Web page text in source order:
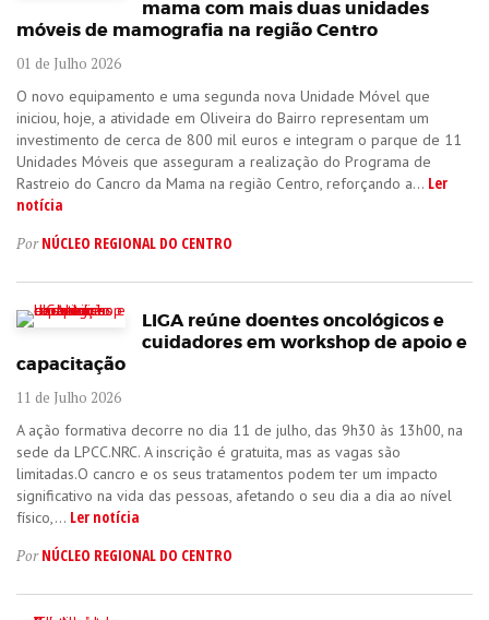
mama com mais duas unidades
móveis de mamografia na região Centro
01 de Julho 2026
O novo equipamento e uma segunda nova Unidade Móvel que
iniciou, hoje, a atividade em Oliveira do Bairro representam um
investimento de cerca de 800 mil euros e integram o parque de 11
Unidades Móveis que asseguram a realização do Programa de
Rastreio do Cancro da Mama na região Centro, reforçando a... Ler
notícia
PorNÚCLEO REGIONAL DO CENTRO
LIGA reúne doentes oncológicos e
cuidadores em workshop de apoio e
capacitação
11 de Julho 2026
A ação formativa decorre no dia 11 de julho, das 9h30 às 13h00, na
sede da LPCC.NRC. A inscrição é gratuita, mas as vagas são
limitadas.O cancro e os seus tratamentos podem ter um impacto
significativo na vida das pessoas, afetando o seu dia a dia ao nível
físico,... Ler notícia
PorNÚCLEO REGIONAL DO CENTRO